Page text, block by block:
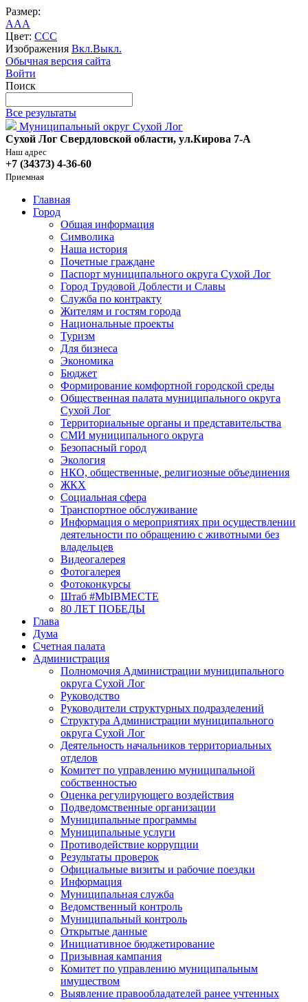
Размер:
AAA
Цвет: CCC
Изображения Вкл.Выкл.
Обычная версия сайта
Войти
Поиск
Все результаты
Муниципальный округ Сухой Лог
Сухой Лог Свердловской области, ул.Кирова 7-А
Наш адрес
+7 (34373) 4-36-60
Приемная
Главная
Город
Общая информация
Символика
Наша история
Почетные граждане
Паспорт муниципального округа Сухой Лог
Город Трудовой Доблести и Славы
Служба по контракту
Жителям и гостям города
Национальные проекты
Туризм
Для бизнеса
Экономика
Бюджет
Формирование комфортной городской среды
Общественная палата муниципального округа
Сухой Лог
Территориальные органы и представительства
СМИ муниципального округа
Безопасный город
Экология
НКО, общественные, религиозные объединения
ЖКХ
Социальная сфера
Транспортное обслуживание
Информация о мероприятиях при осуществлении
деятельности по обращению с животными без
владельцев
Видеогалерея
Фотогалерея
Фотоконкурсы
Штаб #MbIBMECTE
80 ЛЕТ ПОБЕДЫ
Глава
Дума
Счетная палата
Администрация
Полномочия Администрации муниципального
округа Сухой Лог
Руководство
Руководители структурных подразделений
Структура Администрации муниципального
округа Сухой Лог
Деятельность начальников территориальных
отделов
Комитет по управлению муниципальной
собственностью
Оценка регулирующего воздействия
Подведомственные организации
Муниципальные программы
Муниципальные услуги
Противодействие коррупции
Результаты проверок
Официальные визиты и рабочие поездки
Информация
Муниципальная служба
Ведомственный контроль
Муниципальный контроль
Открытые данные
Инициативное бюджетирование
Призывная кампания
Комитет по управлению муниципальным
имуществом
Выявление правообладателей ранее учтенных